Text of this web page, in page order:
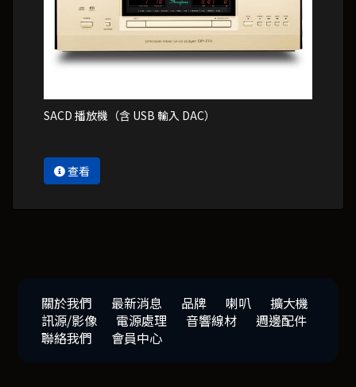
SACD 播放機（含 USB 輸入 DAC）
查看
關於我們 最新消息 品牌 喇叭
擴大機
訊源/影像
電源處理 音響線材
週邊配件
聯絡我們
會員中心